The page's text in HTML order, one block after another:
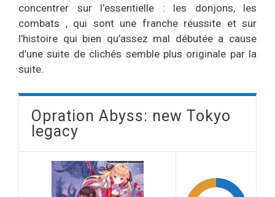
concentrer sur l’essentielle : les donjons, les
combats , qui sont une franche réussite et sur
l’histoire qui bien qu’assez mal débutée a cause
d’une suite de clichés semble plus originale par la
suite.
Opration Abyss: new Tokyo
legacy